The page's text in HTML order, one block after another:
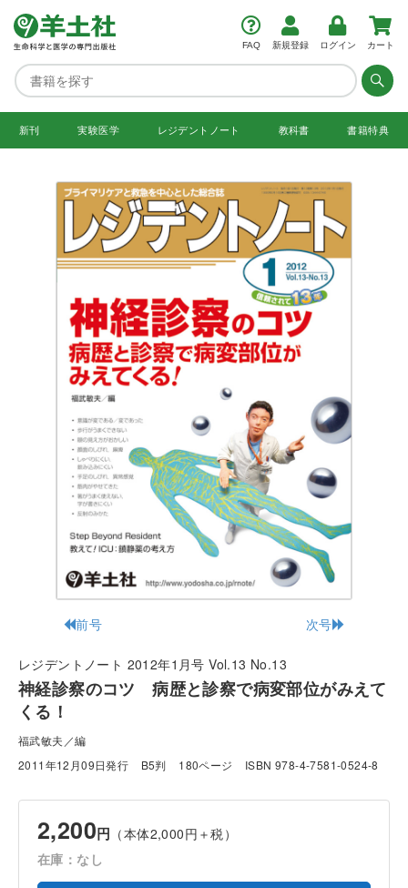
FAQ 新規登録 ログイン カート
新刊 実験医学 レジデント ノート 教科書 書籍特典
前号 次号
レジデントノート 2012年1月号 Vol.13 No.13
神経診察のコツ 病歴と診察で病変部位がみえて
くる！
福武敏夫／編
2011年12月09日発行
B5判 180ページ ISBN 978-4-7581-0524-8
2,200円 （本体2,000円＋税）
在庫：なし